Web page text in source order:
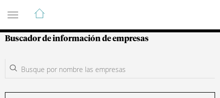
Guía de Empresas Colombianas
Buscador de información de empresas